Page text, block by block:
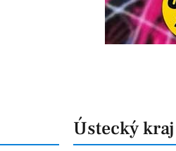
Ústecký kraj